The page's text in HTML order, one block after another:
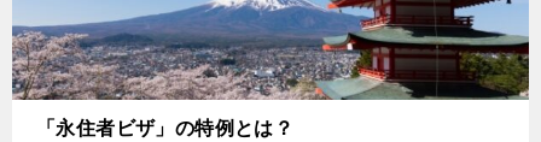
「永住者ビザ」の特例とは？